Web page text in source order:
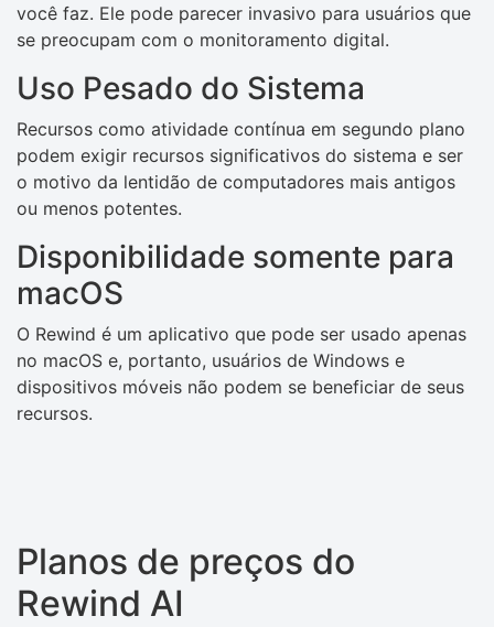
você faz. Ele pode parecer invasivo para usuários que
se preocupam com o monitoramento digital.
Uso Pesado do Sistema
Recursos como atividade contínua em segundo plano
podem exigir recursos significativos do sistema e ser
o motivo da lentidão de computadores mais antigos
ou menos potentes.
Disponibilidade somente para
macOS
O Rewind é um aplicativo que pode ser usado apenas
no macOS e, portanto, usuários de Windows e
dispositivos móveis não podem se beneficiar de seus
recursos.
Planos de preços do
Rewind AI